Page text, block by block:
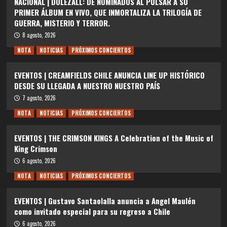
PRIMER ÁLBUM EN VIVO, QUE INMORTALIZA LA TRILOGÍA DE
GUERRA, MISTERIO Y TERROR.
8 agosto, 2026
NOTA
NOTICIAS PRÓXIMOS CONCIERTOS
EVENTOS | CREAMFIELDS CHILE ANUNCIA LINE UP HISTÓRICO
DESDE SU LLEGADA A NUESTRO NUESTRO PAÍS
7 agosto, 2026
NOTA
NOTICIAS PRÓXIMOS CONCIERTOS
EVENTOS | THE CRIMSON KINGS A Celebration of the Music of
King Crimson
6 agosto, 2026
NOTA
NOTICIAS PRÓXIMOS CONCIERTOS
EVENTOS | Gustavo Santaolalla anuncia a Angel Maulén
como invitado especial para su regreso a Chile
6 agosto, 2026